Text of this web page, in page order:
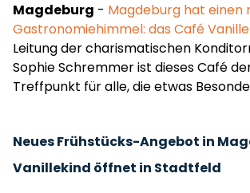
Magdeburg - Magdeburg hat einen
Gastronomiehimmel: das Café
Leitung der charismatischen
Sophie Schremmer ist dieses Café
Treffpunkt für alle, die etwas
Neues Frühstücks-Angebot in
Vanillekind öffnet in Stadtfeld